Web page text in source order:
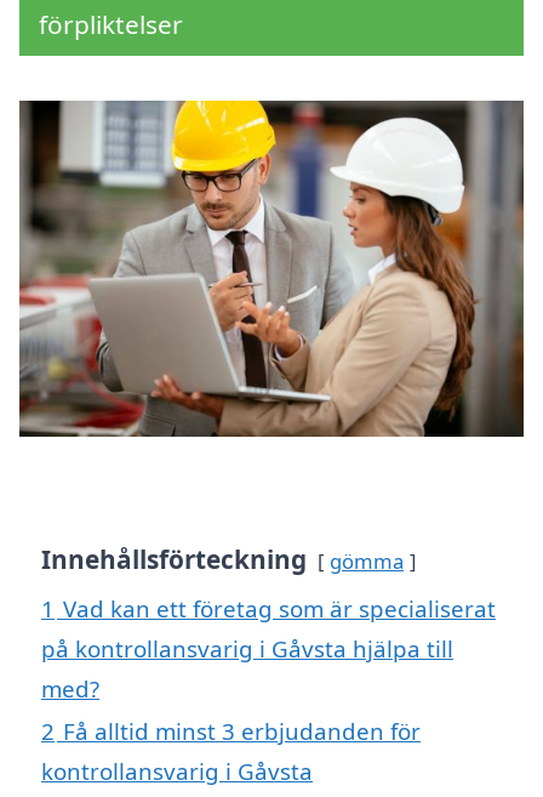
förpliktelser
Innehållsförteckning gömma
1 Vad kan ett företag som är specialiserat
på kontrollansvarig i Gåvsta hjälpa till
med?
2 Få alltid minst 3 erbjudanden för
kontrollansvarig i Gåvsta